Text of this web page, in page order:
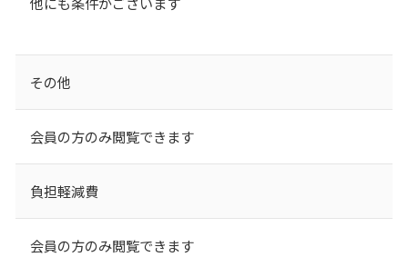
その他
会員の方のみ閲覧できます
負担軽減費
会員の方のみ閲覧できます